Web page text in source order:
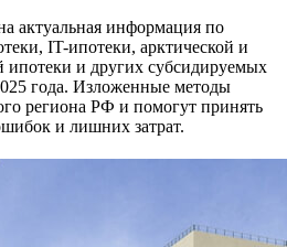
актуальная информация по
IT-ипотеки, арктической и
ипотеки и других субсидируемых
года. Изложенные методы
региона РФ и помогут принять
и лишних затрат.